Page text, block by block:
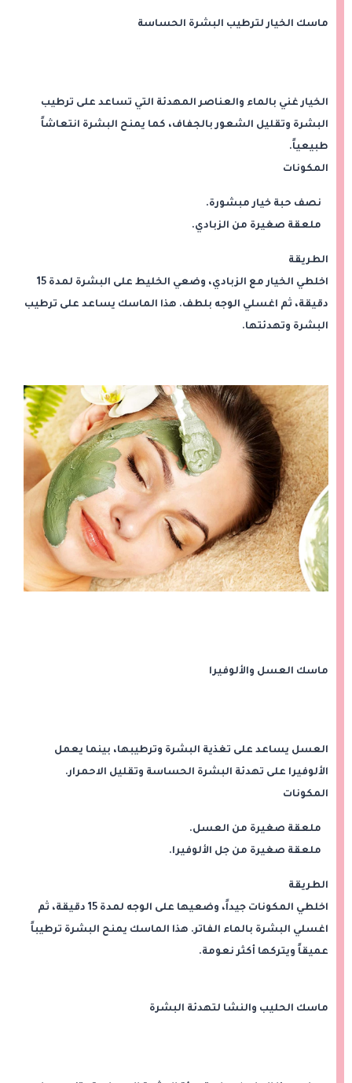
ماسك الخيار لترطيب البشرة الحساسة
الخيار غني بالماء والعناصر المهدئة التي تساعد على ترطيب
البشرة وتقليل الشعور بالجفاف، كما يمنح البشرة انتعاشاً
طبيعياً.
المكونات
نصف حبة خيار مبشورة.
ملعقة صغيرة من الزبادي.
الطريقة
اخلطي الخيار مع الزبادي، وضعي الخليط على البشرة لمدة 15
دقيقة، ثم اغسلي الوجه بلطف. هذا الماسك يساعد على ترطيب
البشرة وتهدئتها.
ماسك العسل والألوفيرا
العسل يساعد على تغذية البشرة وترطيبها، بينما يعمل
الألوفيرا على تهدئة البشرة الحساسة وتقليل الاحمرار.
المكونات
ملعقة صغيرة من العسل.
ملعقة صغيرة من جل الألوفيرا.
الطريقة
اخلطي المكونات جيداً، وضعيها على الوجه لمدة 15 دقيقة، ثم
اغسلي البشرة بالماء الفاتر. هذا الماسك يمنح البشرة ترطيباً
عميقاً ويتركها أكثر نعومة.
ماسك الحليب والنشا لتهدئة البشرة